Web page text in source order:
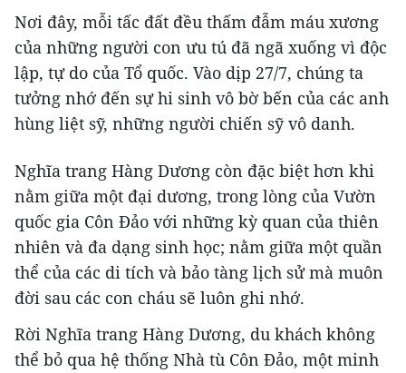
Nơi đây, mỗi tấc đất đều thấm đẫm máu xương
của những người con ưu tú đã ngã xuống vì độc
lập, tự do của Tổ quốc. Vào dịp 27/7, chúng ta
tưởng nhớ đến sự hi sinh vô bờ bến của các anh
hùng liệt sỹ, những người chiến sỹ vô danh.
Nghĩa trang Hàng Dương còn đặc biệt hơn khi
nằm giữa một đại dương, trong lòng của Vườn
quốc gia Côn Đảo với những kỳ quan của thiên
nhiên và đa dạng sinh học; nằm giữa một quần
thể của các di tích và bảo tàng lịch sử mà muôn
đời sau các con cháu sẽ luôn ghi nhớ.
Rời Nghĩa trang Hàng Dương, du khách không
thể bỏ qua hệ thống Nhà tù Côn Đảo, một minh